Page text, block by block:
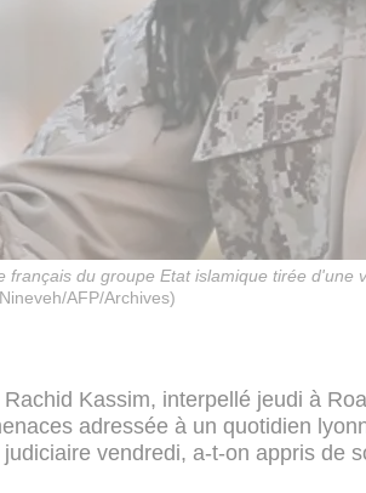
français du groupe Etat islamique tirée
AFP/Archives)
Kassim, interpellé jeudi à
adressée à un quotidien
vendredi, a-t-on appris de